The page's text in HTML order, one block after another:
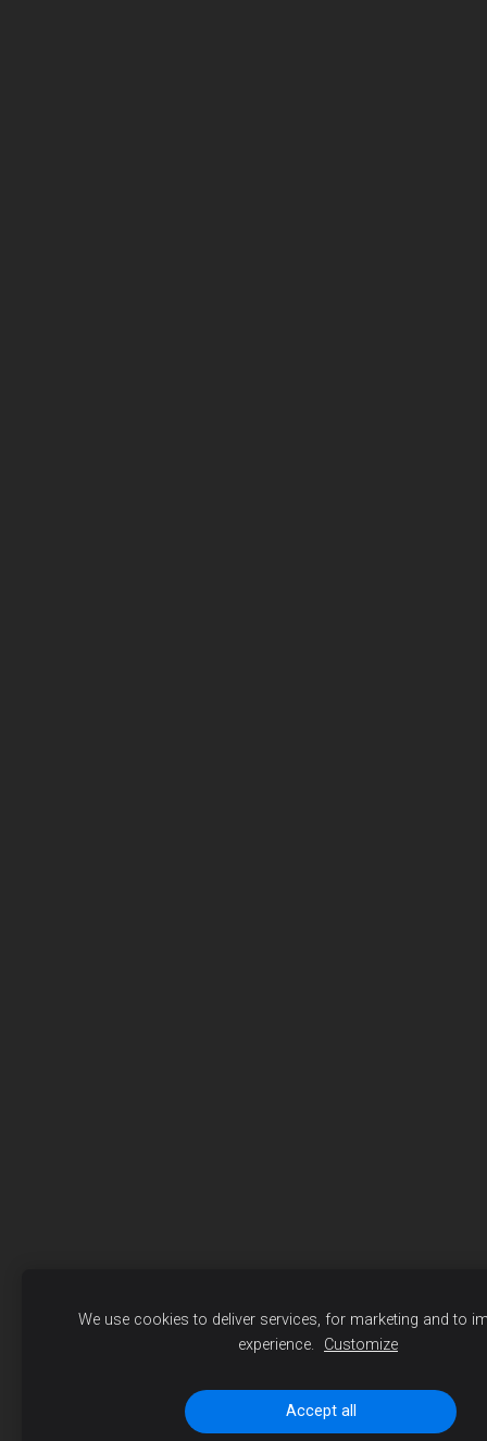
We use cookies to deliver services, for marketing and to
experience.
Customize
Accept all